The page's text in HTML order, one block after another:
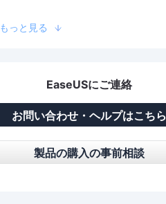
もっと見る
EaseUSにご連絡
お問い合わせ・ヘルプはこちら
製品の購入の事前相談